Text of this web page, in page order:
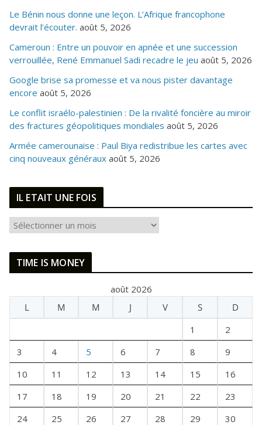
Le Bénin nous donne une leçon. L’Afrique francophone
devrait l’écouter. août 5, 2026
Cameroun : Entre un pouvoir en apnée et une succession
verrouillée, René Emmanuel Sadi recadre le jeu août 5, 2026
Google brise sa promesse et va nous pister davantage
encore août 5, 2026
Le conflit israélo-palestinien : De la rivalité foncière au miroir
des fractures géopolitiques mondiales août 5, 2026
Armée camerounaise : Paul Biya redistribue les cartes avec
cinq nouveaux généraux août 5, 2026
IL ETAIT UNE FOIS
E
I
U
F
S
TIME IS MONEY
août 2026
L
M M J V S
D
1
2
3
4 5 6 7 8
9
10
11 12 13 14 15
16
17
18 19 20 21 22
23
24
25 26 27 28 29
30